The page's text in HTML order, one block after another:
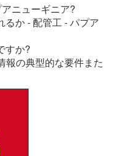
ニューギニア?
るか - 配管工 - パプア
すか?
報の典型的な要件また